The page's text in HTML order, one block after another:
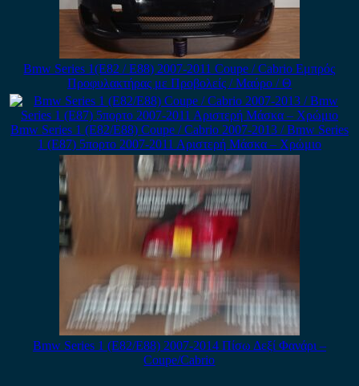
Bmw Series 1(E82 / E88) 2007-2011 Coupe / Cabrio Εμπρός
Προφυλακτήρας με Προβολείς / Μαύρο / Θ
Bmw Series 1 (E82/E88) Coupe / Cabrio 2007-2013 / Bmw Series
1 (E87) 5πορτο 2007-2011 Αριστερή Μάσκα – Χρώμιο
Bmw Series 1 (E82/E88) 2007-2014 Πίσω Δεξί Φανάρι –
Coupe/Cabrio